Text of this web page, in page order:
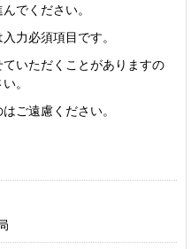
でください。
力必須項目です。
いただくことがありますの
。
ご遠慮ください。